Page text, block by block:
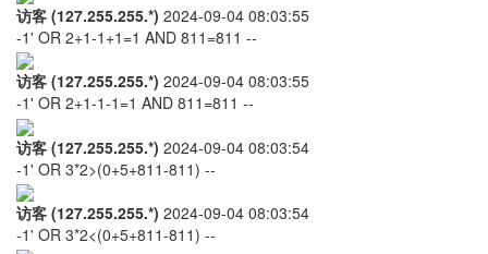
访客 (127.255.255.*) 2024-09-04 08:03:55
-1' OR 2+1-1+1=1 AND 811=811 --
访客 (127.255.255.*) 2024-09-04 08:03:55
-1' OR 2+1-1-1=1 AND 811=811 --
访客 (127.255.255.*) 2024-09-04 08:03:54
-1' OR 3*2>(0+5+811-811) --
访客 (127.255.255.*) 2024-09-04 08:03:54
-1' OR 3*2<(0+5+811-811) --